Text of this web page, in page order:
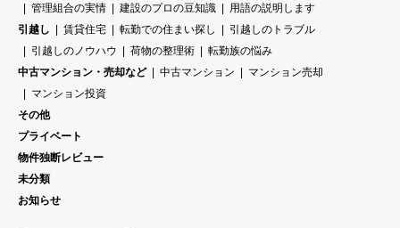
管理組合の実情
建設のプロの豆知識
用語の説明します
引越し
賃貸住宅 転勤での住まい探し
引越しのトラブル
引越しのノウハウ
荷物の整理術
転勤族の悩み
中古マンション・売却など
中古マンション
マンション売却
マンション投資
その他
プライベート
物件独断レビュー
未分類
お知らせ